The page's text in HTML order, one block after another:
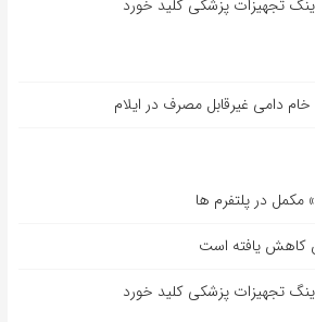
تجهیزات پزشکی کلید خورد
مکمل در پلتفرم ها
کاهش یافته است
تجهیزات پزشکی کلید خورد